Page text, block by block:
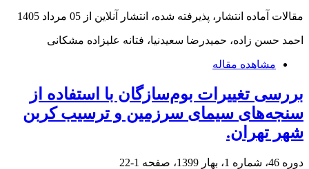
مقالات آماده انتشار، پذیرفته شده، انتشار آنلاین از 05 مرداد 1405
احمد حسن زاده، حمیدرضا سعیدنیا، فتانه علیزاده مشکانی
مشاهده مقاله
بررسی تغییرات بوم‌سازگان با استفاده از
سنجه‌های سیمای سرزمین و ترسیب کربن
شهر تهران.
دوره 46، شماره 1، بهار 1399، صفحه 1-22